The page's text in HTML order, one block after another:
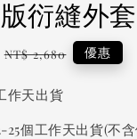
衍縫外套
Regular
NT$ 2,680 優惠
作天出貨
25個工作天出貨(不